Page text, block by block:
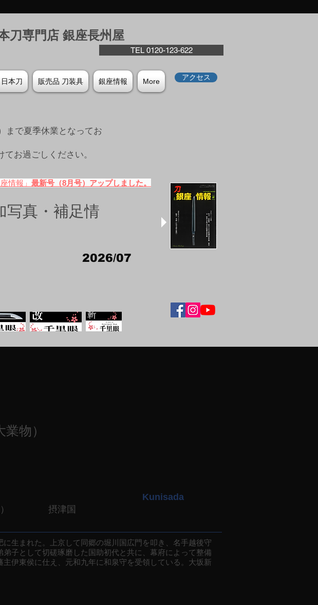
刀専門店 銀座⻑州屋
TEL 0120-123-622
本刀 販売品 刀装具 銀座情報 More アクセス
まで夏季休業となってお
お過ごしください。
座情報」 最新号（8月号）アップしました。
写真・補足情
2026/07
物）
摂津国
Kunisada
生まれた。上京して同郷の堀川国広門を叩き、名手越後守
子として切磋琢磨した国助初代と共に、幕府によって整備
伊東侯に仕え、元和九年に和泉守を受領している。大坂新